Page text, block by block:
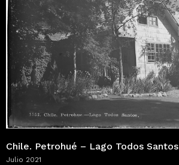
Chile. Petrohué – Lago Todos Santos
Julio 2021